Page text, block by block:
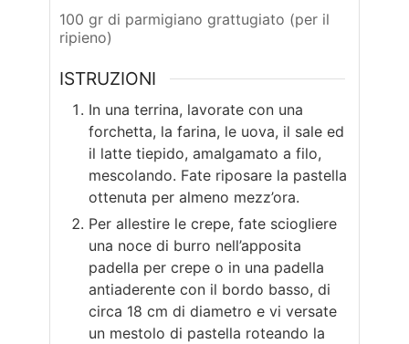
100 gr di parmigiano grattugiato (per il
ripieno)
ISTRUZIONI
In una terrina, lavorate con una
forchetta, la farina, le uova, il sale ed
il latte tiepido, amalgamato a filo,
mescolando. Fate riposare la pastella
ottenuta per almeno mezz’ora.
Per allestire le crepe, fate sciogliere
una noce di burro nell’apposita
padella per crepe o in una padella
antiaderente con il bordo basso, di
circa 18 cm di diametro e vi versate
un mestolo di pastella roteando la